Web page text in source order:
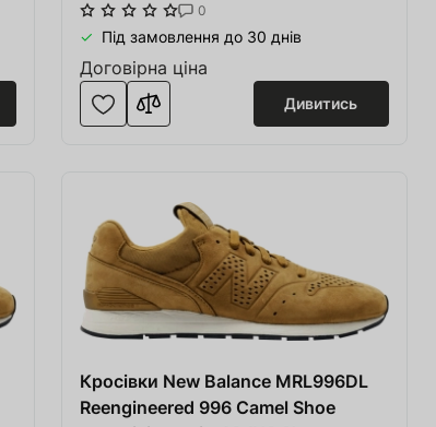
тканина/синтетика
0
Під замовлення до 30 днів
Договірна ціна
Дивитись
Кросівки New Balance MRL996DL
Reengineered 996 Camel Shoe